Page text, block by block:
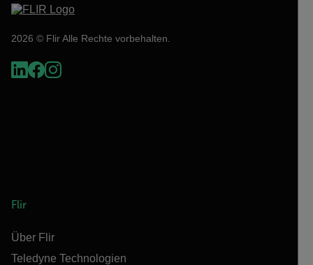
2026 © Flir Alle Rechte vorbehalten.
Flir
Über Flir
Teledyne Technologien